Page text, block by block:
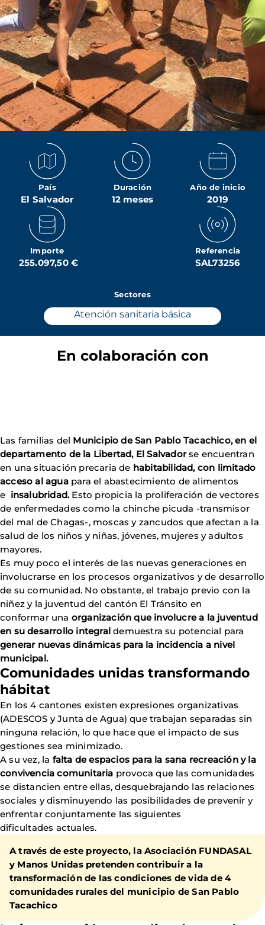
País
El Salvador
Duración
12 meses
Año de inicio
2019
Importe
255.097,50 €
Referencia
SAL73256
Sectores
Atención sanitaria básica
En colaboración con
Las familias del Municipio de San Pablo Tacachico, en el
departamento de la Libertad, El Salvadorse encuentran
en una situación precaria de habitabilidad, con limitado
acceso al aguapara el abastecimiento de alimentos
e insalubridad. Esto propicia la proliferación de vectores
de enfermedades como la chinche picuda -transmisor
del mal de Chagas-, moscas y zancudos que afectan a la
salud de los niños y niñas, jóvenes, mujeres y adultos
mayores.
Es muy poco el interés de las nuevas generaciones en
involucrarse en los procesos organizativos y de desarrollo
de su comunidad. No obstante, el trabajo previo con la
niñez y la juventud del cantón El Tránsito en
conformar una organización que involucre a la juventud
en su desarrollo integraldemuestra su potencial para
generar nuevas dinámicas para la incidencia a nivel
municipal.
Comunidades unidas transformando
hábitat
En los 4 cantones existen expresiones organizativas
(ADESCOS y Junta de Agua) que trabajan separadas sin
ninguna relación, lo que hace que el impacto de sus
gestiones sea minimizado.
A su vez, la falta de espacios para la sana recreación y la
convivencia comunitaria provoca que las comunidades
se distancien entre ellas, desquebrajando las relaciones
sociales y disminuyendo las posibilidades de prevenir y
enfrentar conjuntamente las siguientes
dificultades actuales.
A través de este proyecto, la Asociación FUNDASAL
y Manos Unidas pretenden contribuir a la
transformación de las condiciones de vida de 4
comunidades rurales del municipio de San Pablo
Tacachico